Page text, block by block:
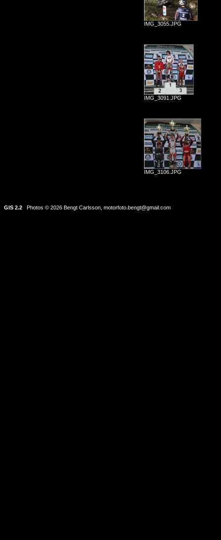
IMG_3055.JPG
IMG_3091.JPG
IMG_3106.JPG
GIS 2.2 Photos © 2026 Bengt Carlsson, motorfoto.bengt@gmail.com